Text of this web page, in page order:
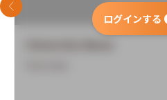
ログインする
前のスライド